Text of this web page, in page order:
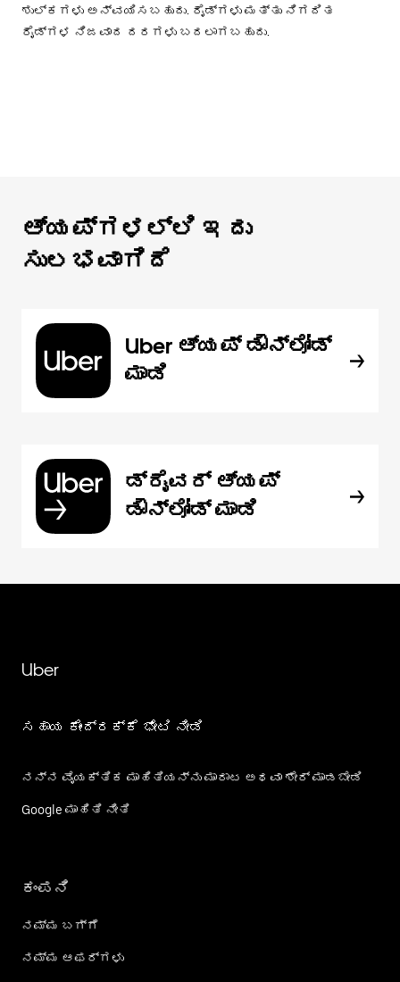
ಶುಲ್ಕಗಳು ಅನ್ವಯಿಸಬಹುದು. ರೈಡ್‌ಗಳು ಮತ್ತು ನಿಗದಿತ
ರೈಡ್‌ಗಳ ನಿಜವಾದ ದರಗಳು ಬದಲಾಗಬಹುದು.
ಆ್ಯಪ್‌‌ಗಳಲ್ಲಿ ಇದು
ಸುಲಭವಾಗಿದೆ
Uber ಆ್ಯಪ್‍ ಡೌನ್‌ಲೋಡ್
ಮಾಡಿ
ಡ್ರೈವರ್ ಆ್ಯಪ್
ಡೌನ್‌ಲೋಡ್ ಮಾಡಿ
Uber
ಸಹಾಯ ಕೇಂದ್ರಕ್ಕೆ ಭೇಟಿ ನೀಡಿ
ನನ್ನ ವೈಯಕ್ತಿಕ ಮಾಹಿತಿಯನ್ನು ಮಾರಾಟ ಅಥವಾ ಶೇರ್‌ ಮಾಡಬೇಡಿ
Google ಮಾಹಿತಿ ನೀತಿ
ಕಂಪನಿ
ನಮ್ಮ ಬಗ್ಗೆ
ನಮ್ಮ ಆಫರ್‌ಗಳು